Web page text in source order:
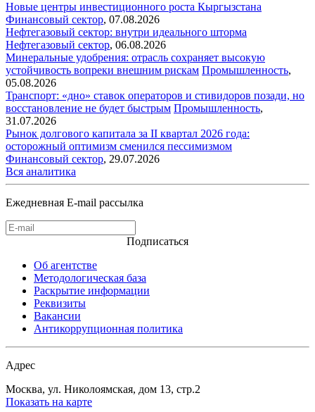
Новые центры инвестиционного роста Кыргызстана
Финансовый сектор, 07.08.2026
Нефтегазовый сектор: внутри идеального шторма
Нефтегазовый сектор, 06.08.2026
Минеральные удобрения: отрасль сохраняет высокую
устойчивость вопреки внешним рискам Промышленность,
05.08.2026
Транспорт: «дно» ставок операторов и стивидоров позади, но
восстановление не будет быстрым Промышленность,
31.07.2026
Рынок долгового капитала за II квартал 2026 года:
осторожный оптимизм сменился пессимизмом
Финансовый сектор, 29.07.2026
Вся аналитика
Ежедневная E-mail рассылка
Подписаться
Об агентстве
Методологическая база
Раскрытие информации
Реквизиты
Вакансии
Антикоррупционная политика
Адрес
Москва, ул. Николоямская, дом 13, стр.2
Показать на карте